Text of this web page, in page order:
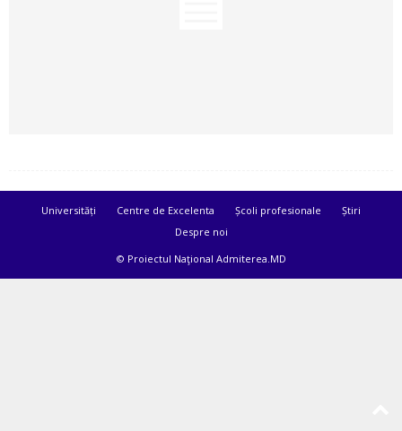
Universități Centre de Excelenta Școli profesionale
Știri
Despre noi
© Proiectul Naţional Admiterea.MD